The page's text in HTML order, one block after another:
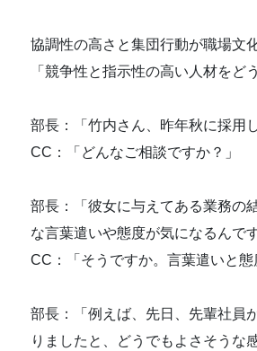
協調性の高さと集団行動が職場文
「競争性と指示性の高い人材をど
部長：「竹内さん、昨年秋に採用
CC：「どんなご相談ですか？」
部長：「彼女に与えてある業務の
な言葉遣いや態度が気になるんです
CC：「そうですか。言葉遣いと
部長：「例えば、先日、先輩社員
りましたと、どうでもよさそうな